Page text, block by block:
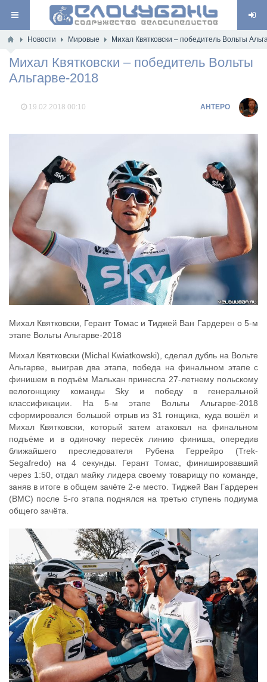
Новости Мировые Михал Квятковски – победитель Вольты
Михал Квятковски – победитель Вольты
Альгарве-2018
19.02.2018 00:10 AHTEPO
Михал Квятковски, Герант Томас и Тиджей Ван Гардерен о 5-м
этапе Вольты Альгарве-2018
Михал Квятковски (Michal Kwiatkowski), сделал дубль на Вольте
Альгарве, выиграв два этапа, победа на финальном этапе с
финишем в подъём Мальхан принесла 27-летнему польскому
велогонщику команды Sky и победу в генеральной
классификации. На 5-м этапе Вольты Альгарве-2018
сформировался большой отрыв из 31 гонщика, куда вошёл и
Михал Квятковски, который затем атаковал на финальном
подъёме и в одиночку пересёк линию финиша, опередив
ближайшего преследователя Рубена Геррейро (Trek-
Segafredo) на 4 секунды. Герант Томас, финишировавший
через 1:50, отдал майку лидера своему товарищу по команде,
заняв в итоге в общем зачёте 2-е место. Тиджей Ван Гардерен
(BMC) после 5-го этапа поднялся на третью ступень подиума
общего зачёта.